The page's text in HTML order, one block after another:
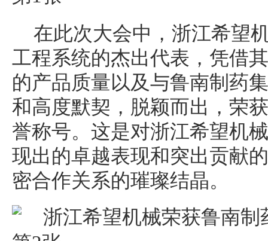
在此次大会中，浙江希望
工程系统的杰出代表，凭借
的产品质量以及与鲁南制药
和高度默契，脱颖而出，荣
誉称号。这是对浙江希望机
现出的卓越表现和突出贡献
密合作关系的璀璨结晶。